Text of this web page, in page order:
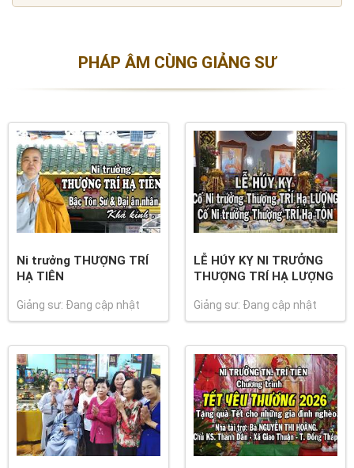
PHÁP ÂM CÙNG GIẢNG SƯ
Ni trưởng THƯỢNG TRÍ
HẠ TIÊN
Giảng sư: Đang cập nhật
LỄ HÚY KỴ NI TRƯỞNG
THƯỢNG TRÍ HẠ LƯỢNG
Giảng sư: Đang cập nhật